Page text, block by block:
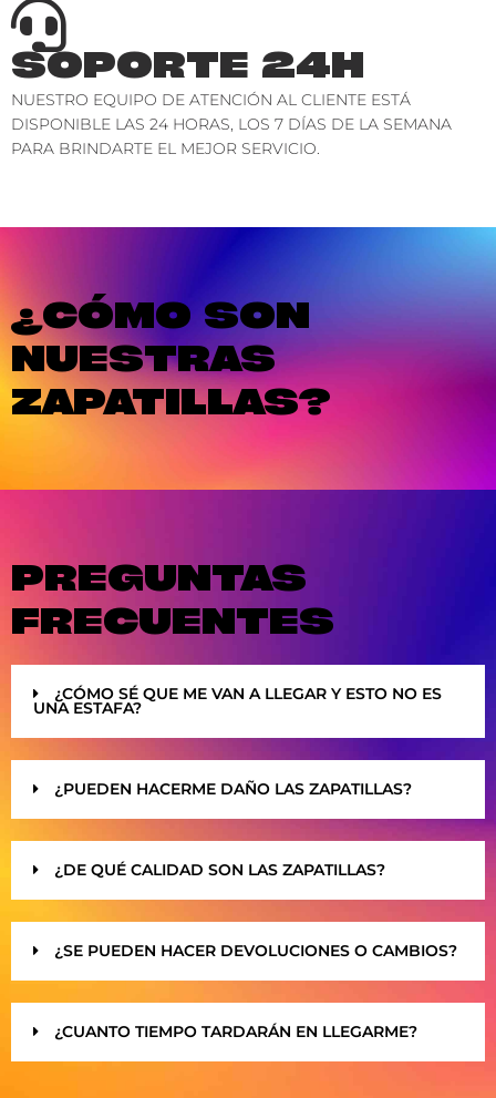
SOPORTE 24H
NUESTRO EQUIPO DE ATENCIÓN AL CLIENTE ESTÁ
DISPONIBLE LAS 24 HORAS, LOS 7 DÍAS DE LA SEMANA
PARA BRINDARTE EL MEJOR SERVICIO.
¿CÓMO SON
NUESTRAS
ZAPATILLAS?
PREGUNTAS
FRECUENTES
¿CÓMO SÉ QUE ME VAN A LLEGAR Y ESTO NO ES
UNA ESTAFA?
¿PUEDEN HACERME DAÑO LAS ZAPATILLAS?
¿DE QUÉ CALIDAD SON LAS ZAPATILLAS?
¿SE PUEDEN HACER DEVOLUCIONES O CAMBIOS?
¿CUANTO TIEMPO TARDARÁN EN LLEGARME?